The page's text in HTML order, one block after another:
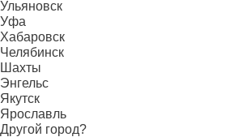
Ульяновск
Уфа
Хабаровск
Челябинск
Шахты
Энгельс
Якутск
Ярославль
Другой город?